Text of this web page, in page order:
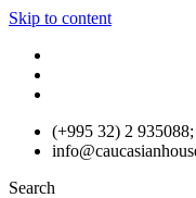
Skip to content
(+995 32) 2
Search